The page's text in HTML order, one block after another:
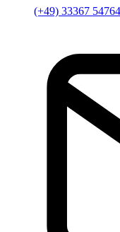
(+49) 33367 54764